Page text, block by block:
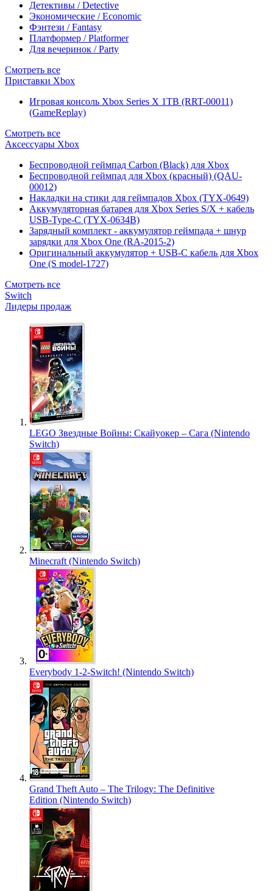
Детективы / Detective
Экономические / Economic
Фэнтези / Fantasy
Платформер / Platformer
Для вечеринок / Party
Смотреть все
Приставки Xbox
Игровая консоль Xbox Series X 1TB (RRT-00011)
(GameReplay)
Смотреть все
Аксессуары Xbox
Беспроводной геймпад Carbon (Black) для Xbox
Беспроводной геймпад для Xbox (красный) (QAU-
00012)
Накладки на стики для геймпадов Xbox (TYX-0649)
Аккумуляторная батарея для Xbox Series S/X + кабель
USB-Type-C (TYX-0634B)
Зарядный комплект - аккумулятор геймпада + шнур
зарядки для Xbox One (RA-2015-2)
Оригинальный аккумулятор + USB-C кабель для Xbox
One (S model-1727)
Смотреть все
Switch
Лидеры продаж
LEGO Звездные Войны: Скайуокер – Сага (Nintendo
Switch)
Minecraft (Nintendo Switch)
Everybody 1-2-Switch! (Nintendo Switch)
Grand Theft Auto – The Trilogy: The Definitive
Edition (Nintendo Switch)